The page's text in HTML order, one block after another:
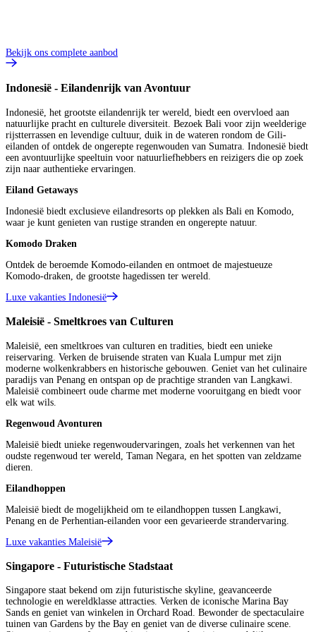
Bekijk ons complete aanbod
Indonesië - Eilandenrijk van Avontuur
Indonesië, het grootste eilandenrijk ter wereld, biedt een overvloed aan
natuurlijke pracht en culturele diversiteit. Bezoek Bali voor zijn weelderige
rijstterrassen en levendige cultuur, duik in de wateren rondom de Gili-
eilanden of ontdek de ongerepte regenwouden van Sumatra. Indonesië biedt
een avontuurlijke speeltuin voor natuurliefhebbers en reizigers die op zoek
zijn naar authentieke ervaringen.
Eiland Getaways
Indonesië biedt exclusieve eilandresorts op plekken als Bali en Komodo,
waar je kunt genieten van rustige stranden en ongerepte natuur.
Komodo Draken
Ontdek de beroemde Komodo-eilanden en ontmoet de majestueuze
Komodo-draken, de grootste hagedissen ter wereld.
Luxe vakanties Indonesië
Maleisië - Smeltkroes van Culturen
Maleisië, een smeltkroes van culturen en tradities, biedt een unieke
reiservaring. Verken de bruisende straten van Kuala Lumpur met zijn
moderne wolkenkrabbers en historische gebouwen. Geniet van het culinaire
paradijs van Penang en ontspan op de prachtige stranden van Langkawi.
Maleisië combineert oude charme met moderne vooruitgang en biedt voor
elk wat wils.
Regenwoud Avonturen
Maleisië biedt unieke regenwoudervaringen, zoals het verkennen van het
oudste regenwoud ter wereld, Taman Negara, en het spotten van zeldzame
dieren.
Eilandhoppen
Maleisië biedt de mogelijkheid om te eilandhoppen tussen Langkawi,
Penang en de Perhentian-eilanden voor een gevarieerde strandervaring.
Luxe vakanties Maleisië
Singapore - Futuristische Stadstaat
Singapore staat bekend om zijn futuristische skyline, geavanceerde
technologie en wereldklasse attracties. Verken de iconische Marina Bay
Sands en geniet van winkelen in Orchard Road. Bewonder de spectaculaire
tuinen van Gardens by the Bay en geniet van de diverse culinaire scene.